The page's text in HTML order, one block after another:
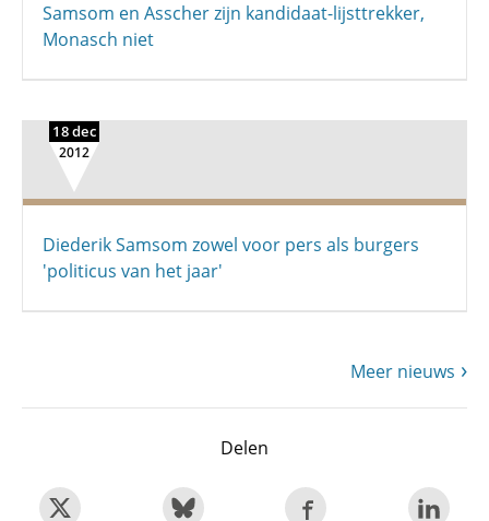
Samsom en Asscher zijn kandidaat-lijsttrekker,
Monasch niet
18 dec
2012
Diederik Samsom zowel voor pers als burgers
'politicus van het jaar'
Meer nieuws
Delen